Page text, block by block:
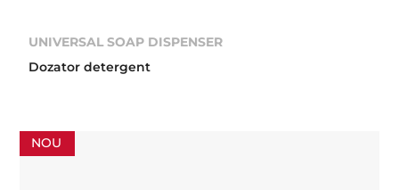
UNIVERSAL SOAP DISPENSER
Dozator detergent
NOU